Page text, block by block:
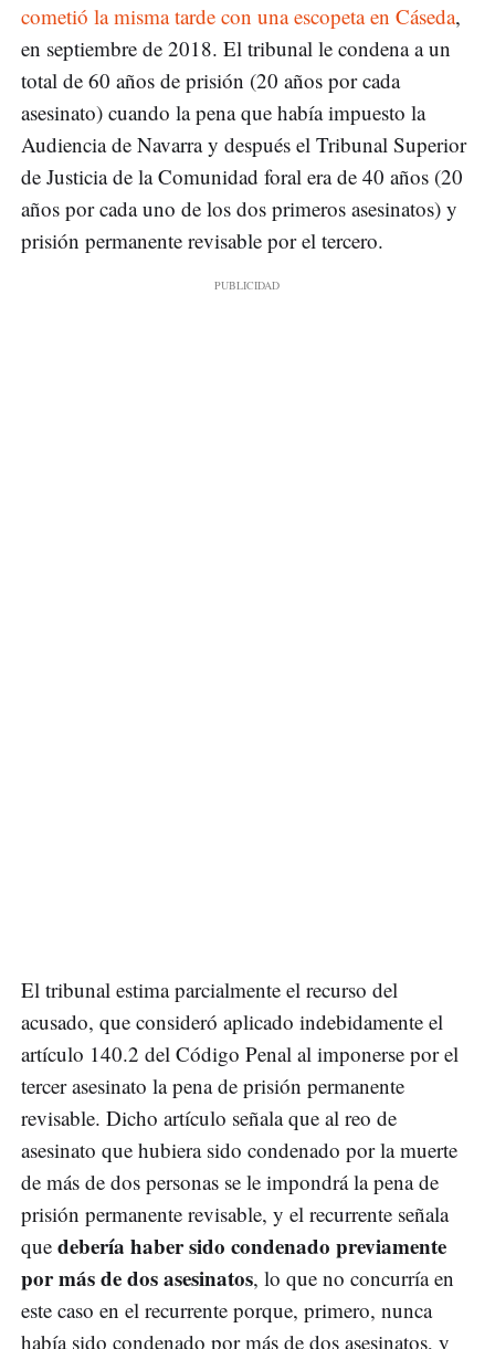
cometió la misma tarde con una escopeta en Cáseda,
en septiembre de 2018. El tribunal le condena a un
total de 60 años de prisión (20 años por cada
asesinato) cuando la pena que había impuesto la
Audiencia de Navarra y después el Tribunal Superior
de Justicia de la Comunidad foral era de 40 años (20
años por cada uno de los dos primeros asesinatos) y
prisión permanente revisable por el tercero.
El tribunal estima parcialmente el recurso del
acusado, que consideró aplicado indebidamente el
artículo 140.2 del Código Penal al imponerse por el
tercer asesinato la pena de prisión permanente
revisable. Dicho artículo señala que al reo de
asesinato que hubiera sido condenado por la muerte
de más de dos personas se le impondrá la pena de
prisión permanente revisable, y el recurrente señala
que debería haber sido condenado previamente
por más de dos asesinatos, lo que no concurría en
este caso en el recurrente porque, primero, nunca
había sido condenado por más de dos asesinatos, y